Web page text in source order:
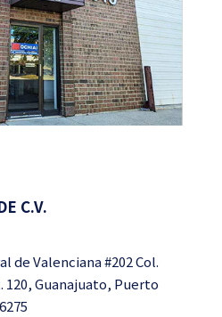
C.V.
de Valenciana #202 Col.
120, Guanajuato, Puerto